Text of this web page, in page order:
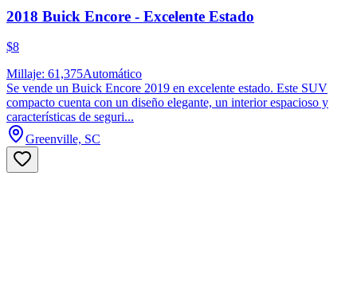
2018 Buick Encore - Excelente Estado
$8
Millaje: 61,375Automático
Se vende un Buick Encore 2019 en excelente estado. Este SUV
compacto cuenta con un diseño elegante, un interior espacioso y
características de seguri...
Greenville, SC